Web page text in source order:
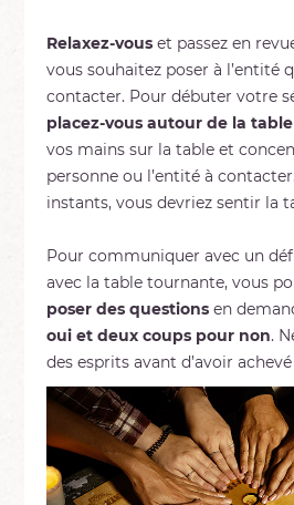
Relaxez-vouset passez en
vous souhaitez poser à l’entité
contacter. Pour débuter votre
placez-vous autour de la
vos mains sur la table et
personne ou l’entité à
instants, vous devriez sentir la
Pour communiquer avec un
avec la table tournante, vous
poser des questionsen
oui et deux coups pour non.
des esprits avant d’avoir achevé